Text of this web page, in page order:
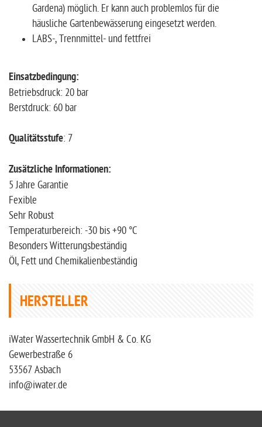
Gardena) möglich. Er kann auch problemlos für die
häusliche Gartenbewässerung eingesetzt werden.
LABS-, Trennmittel- und fettfrei
Einsatzbedingung:
Betriebsdruck: 20 bar
Berstdruck: 60 bar
Qualitätsstufe: 7
Zusätzliche Informationen:
5 Jahre Garantie
Fexible
Sehr Robust
Temperaturbereich: -30 bis +90 °C
Besonders Witterungsbeständig
Öl, Fett und Chemikalienbeständig
HERSTELLER
iWater Wassertechnik GmbH & Co. KG
Gewerbestraße 6
53567 Asbach
info@iwater.de